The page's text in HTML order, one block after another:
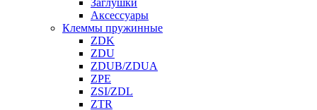
Аксессуары
Клеммы пружинные
ZDK
ZDU
ZDUB/ZDUA
ZPE
ZSI/ZDL
ZTR